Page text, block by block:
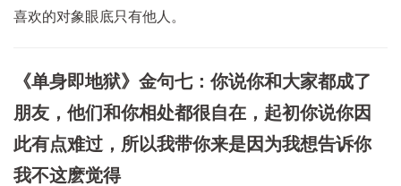
喜欢的对象眼底只有他人。
《单身即地狱》金句七：你说你和大家都成了
朋友，他们和你相处都很自在，起初你说你因
此有点难过，所以我带你来是因为我想告诉你
我不这麽觉得